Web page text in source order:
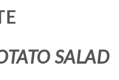
SALAD